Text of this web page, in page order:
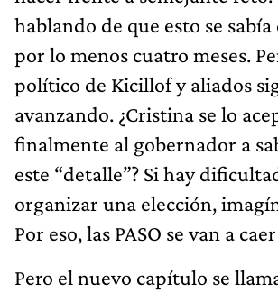
hablando de que esto se sabía
por lo menos cuatro meses.
político de Kicillof y aliados
avanzando. ¿Cristina se lo
finalmente al gobernador a
este “detalle”? Si hay
organizar una elección,
Por eso, las PASO se van a
Pero el nuevo capítulo se